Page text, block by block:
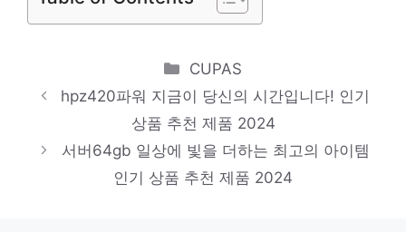
dellprecision5820tower
천 제품 2024
dellprecisiont1700
편안함을 찾는 당신을 위해 인기 상품 추천
제품 2024
Categories
CUPAS
hpz420파워 지금이 당신의 시간입니다! 인기
상품 추천 제품 2024
서버64gb 일상에 빛을 더하는 최고의 아이템
인기 상품 추천 제품 2024